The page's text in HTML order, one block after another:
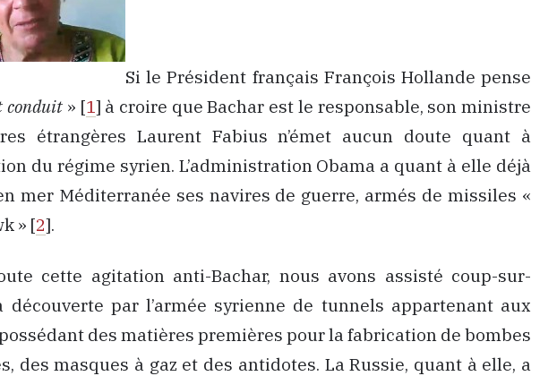
Si le Président français François Hollande pense
conduit » [1] à croire que Bachar est le responsable, son ministre
étrangères Laurent Fabius n’émet aucun doute quant à
du régime syrien. L’administration Obama a quant à elle déjà
mer Méditerranée ses navires de guerre, armés de missiles «
» [2].
cette agitation anti-Bachar, nous avons assisté coup-sur-
découverte par l’armée syrienne de tunnels appartenant aux
des matières premières pour la fabrication de bombes
des masques à gaz et des antidotes. La Russie, quant à elle, a